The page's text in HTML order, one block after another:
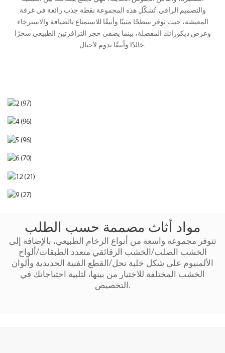
والتصميم الراقي. تُشكّل هذه المجموعة نقطة جذب رائعة في غرفة
المعيشة، حيث توفر سطحًا متينًا وأنيقًا للاستمتاع بالضيافة والاسترخاء
وعرض ديكوراتك المفضلة، بينما يضفي حجر الترافرتين الطبيعي سحرًا
خالدًا وأنيقًا يدوم لأجيال.
مواد أثاث مصممة حسب الطلب
تتوفر مجموعة واسعة من أنواع الرخام الطبيعي، بالإضافة إلى
الخشب الصلب/الخشب الرقائقي متعدد الطبقات/ألواح
الألمنيوم على شكل خلية نحل/القطع الفنية الحديدية وألوان
الخشب المختلفة للاختيار من بينها، لتلبية احتياجاتك في
التخصيص.